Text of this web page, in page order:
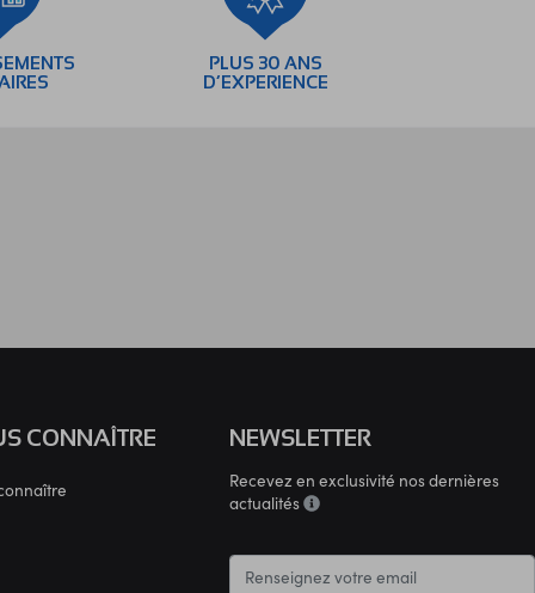
PLUS 30 ANS
D’EXPERIENCE
CONNAÎTRE NEWSLETTER
Recevez en exclusivité nos dernières
actualités